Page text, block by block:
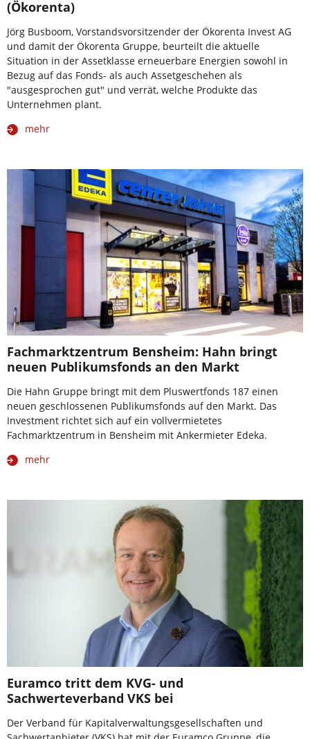
(Ökorenta)
Jörg Busboom, Vorstandsvorsitzender der Ökorenta Invest AG
und damit der Ökorenta Gruppe, beurteilt die aktuelle
Situation in der Assetklasse erneuerbare Energien sowohl in
Bezug auf das Fonds- als auch Assetgeschehen als
"ausgesprochen gut" und verrät, welche Produkte das
Unternehmen plant.
mehr
Fachmarktzentrum Bensheim: Hahn bringt
neuen Publikumsfonds an den Markt
Die Hahn Gruppe bringt mit dem Pluswertfonds 187 einen
neuen geschlossenen Publikumsfonds auf den Markt. Das
Investment richtet sich auf ein vollvermietetes
Fachmarktzentrum in Bensheim mit Ankermieter Edeka.
mehr
Euramco tritt dem KVG- und
Sachwerteverband VKS bei
Der Verband für Kapitalverwaltungsgesellschaften und